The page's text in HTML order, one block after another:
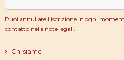
Puoi annullare l'iscrizione in ogni
contatto nelle note legali.
Chi siamo